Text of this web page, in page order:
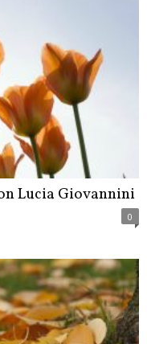
Lucia Giovannini
0